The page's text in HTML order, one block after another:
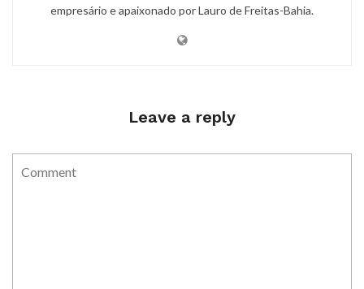
empresário e apaixonado por Lauro de Freitas-Bahia.
Leave a reply